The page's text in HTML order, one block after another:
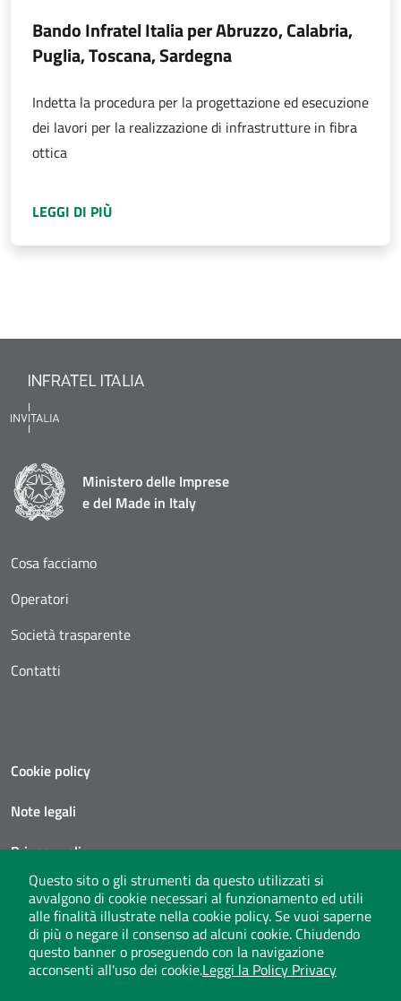
Bando Infratel Italia per Abruzzo, Calabria,
Puglia, Toscana, Sardegna
Indetta la procedura per la progettazione ed esecuzione
dei lavori per la realizzazione di infrastrutture in fibra
ottica
LEGGI DI PIÙ
Questo sito o gli strumenti da questo utilizzati si
avvalgono di cookie necessari al funzionamento ed utili
alle finalità illustrate nella cookie policy. Se vuoi saperne
di più o negare il consenso ad alcuni cookie. Chiudendo
questo banner o proseguendo con la navigazione
acconsenti all'uso dei cookie.Leggi la Policy Privacy
Ministero delle Imprese
e del Made in Italy
Cosa facciamo
Operatori
Società trasparente
Contatti
Cookie policy
Note legali
Privacy policy
Social media policy
Privacy policy call center